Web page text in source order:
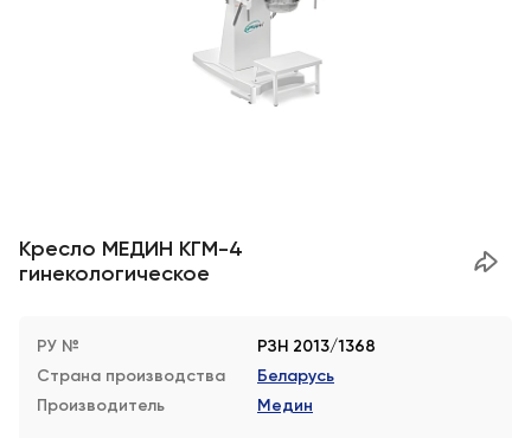
Кресло МЕДИН КГМ-4
гинекологическое
РУ №
РЗН 2013/1368
Страна производства
Беларусь
Производитель
Медин